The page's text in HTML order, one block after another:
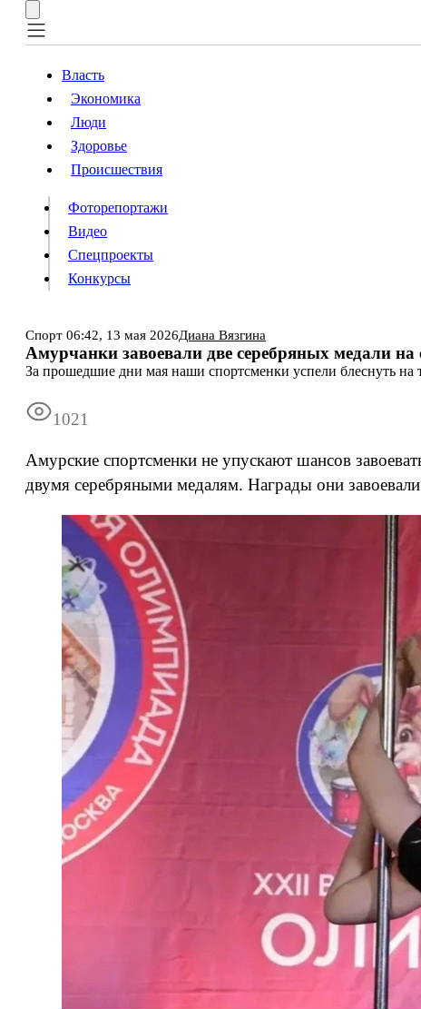
Власть
Происшествия
Видео
Конкурсы
Власть
Экономика
Люди
Здоровье
Происшествия
Фоторепортажи
Видео
Спецпроекты
Конкурсы
Спорт 06:42, 13 мая 2026Диана Вязгина
Амурчанки завоевали две серебряных медали
За прошедшие дни мая наши спортсменки успели блеснуть на
1021
Амурские спортсменки не упускают шансов
двумя серебряными медалям. Награды они